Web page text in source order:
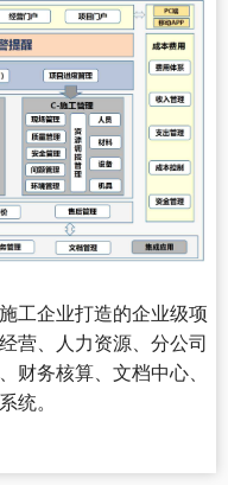
工企业打造的企业级项
营、人力资源、分公司
财务核算、文档中心、
统。